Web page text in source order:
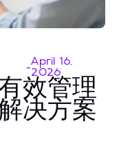
-April 16,
2026
效管理
决方案